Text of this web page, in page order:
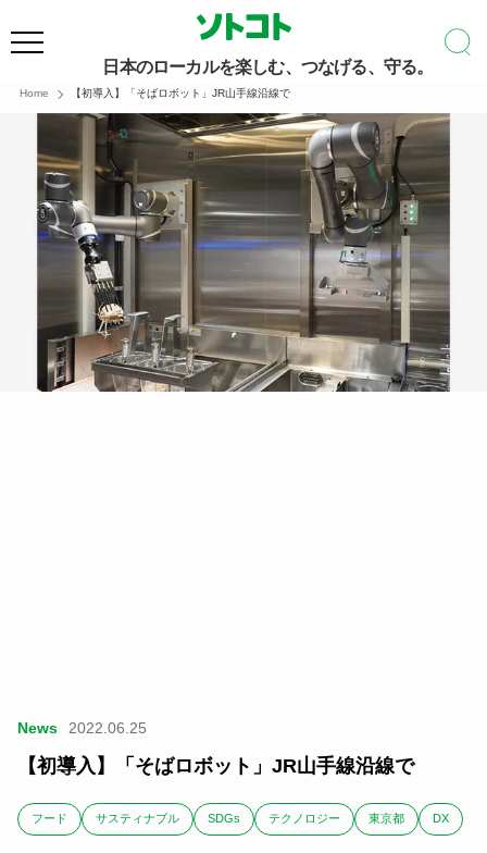
日本のローカルを楽しむ、つなげる、守る。
Home 【初導入】「そばロボット」JR山手線沿線で
News 2022.06.25
【初導入】「そばロボット」JR山手線沿線で
フード サスティナブル SDGs テクノロジー 東京都 DX